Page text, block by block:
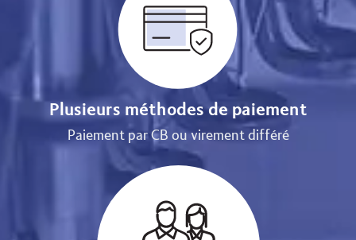
Plusieurs méthodes de paiement
Paiement par CB ou virement différé